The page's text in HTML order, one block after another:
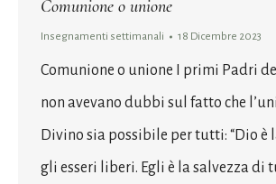
Comunione o unione
Insegnamenti settimanali 18 Dicembre 2023
Comunione o unione I primi Padri
non avevano dubbi sul fatto che
Divino sia possibile per tutti: “Dio
gli esseri liberi. Egli è la salvezza di